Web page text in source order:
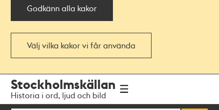
Godkänn alla kakor
Välj vilka kakor vi får använda
navigationen
huvudinnehållet
Stockholmskällan
Historia i ord, ljud och bild